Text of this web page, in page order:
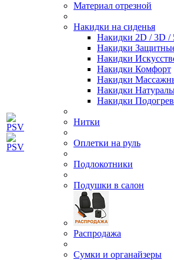
Материал отрезной
Накидки на сиденья
Накидки 2D / 3D /
Накидки
Накидки
Накидки Комфорт
Накидки
Накидки
Накидки Подогрев
Нитки
Оплетки на руль
Подлокотники
Подушки в салон
Распродажа
Сумки и органайзеры